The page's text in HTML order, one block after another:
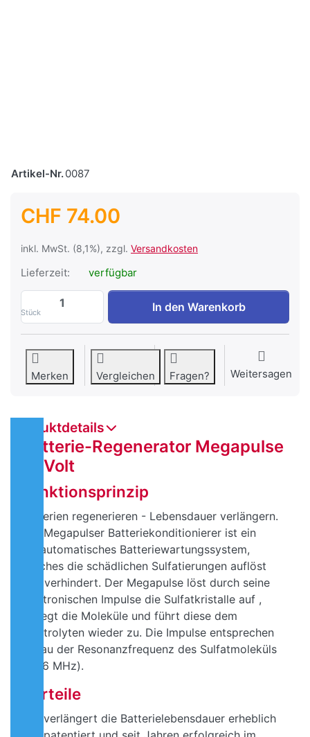
Artikel-Nr.0087
CHF 74.00
inkl. MwSt. (8,1%), zzgl. Versandkosten
Lieferzeit: verfügbar
Stück
Batterie-Regenerator Megapulse 12 Volt
In den Warenkorb
Merken Vergleichen Fragen? Weitersagen
Produktdetails
Batterie-Regenerator Megapulse
12 Volt
Funktionsprinzip
Batterien regenerieren - Lebensdauer verlängern.
Der Megapulser Batteriekonditionierer ist ein
vollautomatisches Batteriewartungssystem,
welches die schädlichen Sulfatierungen auflöst
und verhindert. Der Megapulse löst durch seine
elektronischen Impulse die Sulfatkristalle auf ,
zerlegt die Moleküle und führt diese dem
Elektrolyten wieder zu. Die Impulse entsprechen
genau der Resonanzfrequenz des Sulfatmoleküls
(3.26 MHz).
Vorteile
verlängert die Batterielebensdauer erheblich